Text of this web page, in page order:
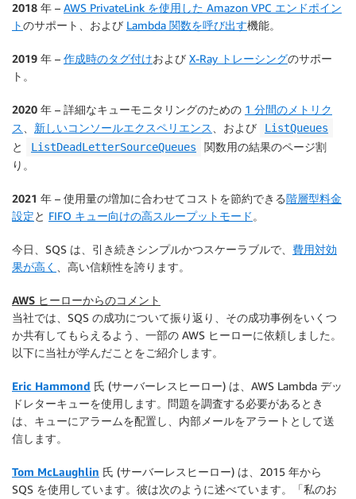
2018 年 – AWS PrivateLink を使用した Amazon VPC エンドポイン
トのサポート、および Lambda 関数を呼び出す機能。
2019 年 – 作成時のタグ付けおよび X-Ray トレーシングのサポー
ト。
2020 年 – 詳細なキューモニタリングのための 1 分間のメトリク
ス
新しいコンソールエクスペリエンス 、および ListQueues
と ListDeadLetterSourceQueues
関数用の結果のページ割
り。
2021 年 – 使用量の増加に合わせてコストを節約できる階層型料金
設定と FIFO キュー向けの高スループットモード 。
今日、SQS は、引き続きシンプルかつスケーラブルで、 費用対効
果が高く
、高い信頼性を誇ります。
AWS ヒーローからのコメント
当社では、SQS の成功について振り返り、その成功事例をいくつ
か共有してもらえるよう、一部の AWS ヒーローに依頼しました。
以下に当社が学んだことをご紹介します。
Eric Hammond 氏 (サーバーレスヒーロー) は、AWS Lambda デッ
ドレターキューを使用します。問題を調査する必要があるとき
は、キューにアラームを配置し、内部メールをアラートとして送
信します。
Tom McLaughlin 氏 (サーバーレスヒーロー) は、2015 年から
SQS を使用しています。彼は次のように述べています。「私のお